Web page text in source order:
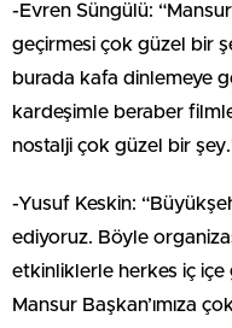
-Evren Süngülü:
geçirmesi çok güzel bir
burada kafa dinlemeye
kardeşimle beraber
nostalji çok güzel bir
-Yusuf Keskin:
ediyoruz. Böyle
etkinliklerle herkes iç içe
Mansur Başkan’ımıza